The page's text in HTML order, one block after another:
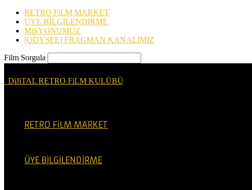
RETRO FiLM MARKET
ÜYE BİLGİLENDİRME
MiSYONUMUZ
[ODYSEE] FRAGMAN KANALIMIZ
Film Sorgula
DiJiTAL RETRO FiLM KULÜBÜ
RETRO FiLM MARKET
ÜYE BİLGİLENDİRME